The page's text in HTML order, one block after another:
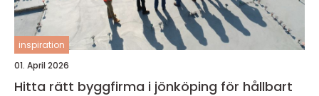
inspiration
01. April 2026
Hitta rätt byggfirma i jönköping för hållbart